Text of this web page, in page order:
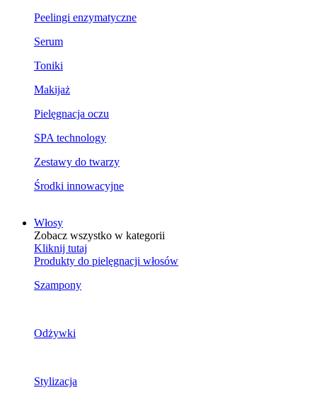
Peelingi enzymatyczne
Serum
Toniki
Makijaż
Pielęgnacja oczu
SPA technology
Zestawy do twarzy
Środki innowacyjne
Włosy
Zobacz wszystko w kategorii
Kliknij tutaj
Produkty do pielęgnacji włosów
Szampony
Odżywki
Stylizacja